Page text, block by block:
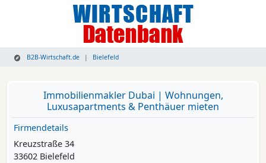
B2B-Wirtschaft.de Bielefeld
Immobilienmakler Dubai | Wohnungen,
Luxusapartments & Penthäuer mieten
Firmendetails
Kreuzstraße 34
33602 Bielefeld